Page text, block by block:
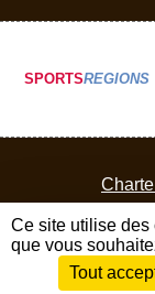
SPORTSREGIONS
Envie de
Ce site utilise des
que vous
Tout